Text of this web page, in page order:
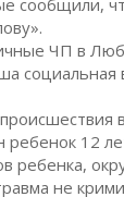
ЧП в
социальная
ребенок 12
ребенка,
не